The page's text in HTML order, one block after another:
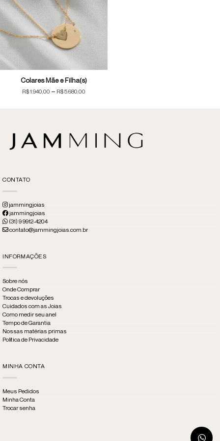
Colares Mãe e Filha(s)
R$1.940,00 – R$5.680,00
through
CONTATO
jammingjoias
jammingjoias
(31) 9 9912-4204
contato@jammingjoias.com.br
INFORMAÇÕES
Sobre nós
Onde Comprar
Trocas e devoluções
Cuidados com as Joias
Como medir seu anel
Tempo de Garantia
Nossas matérias primas
Política de Privacidade
MINHA CONTA
Meus Pedidos
Minha Conta
Trocar senha